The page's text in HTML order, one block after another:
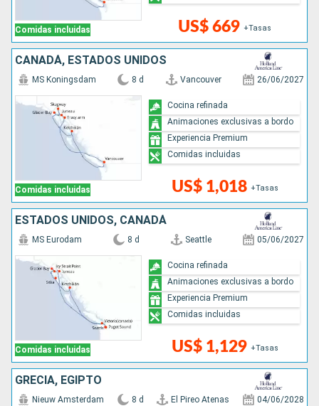
Comidas incluidas US$ 669 +Tasas
CANADÁ, ESTADOS UNIDOS
Comidas incluidas
MS Koningsdam 8 d Vancouver 26/06/2027
US$ 1,018 +Tasas
Cocina refinada
Animaciones exclusivas a bordo
Experiencia Premium
Comidas incluidas
ESTADOS UNIDOS, CANADÁ
Comidas incluidas
MS Eurodam 8 d Seattle 05/06/2027
US$ 1,129 +Tasas
Cocina refinada
Animaciones exclusivas a bordo
Experiencia Premium
Comidas incluidas
GRECIA, EGIPTO
Nieuw Amsterdam 8 d El Pireo Atenas 04/06/2028